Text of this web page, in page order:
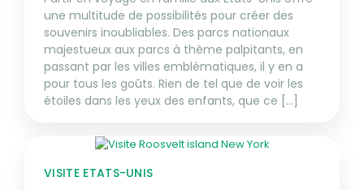
une multitude de possibilités pour créer des
souvenirs inoubliables. Des parcs nationaux
majestueux aux parcs à thème palpitants, en
passant par les villes emblématiques, il y en a
pour tous les goûts. Rien de tel que de voir les
étoiles dans les yeux des enfants, que ce [...]
VISITE ETATS-UNIS